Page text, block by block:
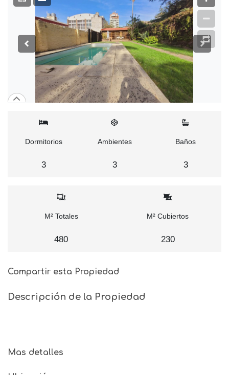
Dormitorios
3
Ambientes
3
Baños
3
M² Totales
480
M² Cubiertos
230
Compartir esta Propiedad
Descripción de la Propiedad
Mas detalles